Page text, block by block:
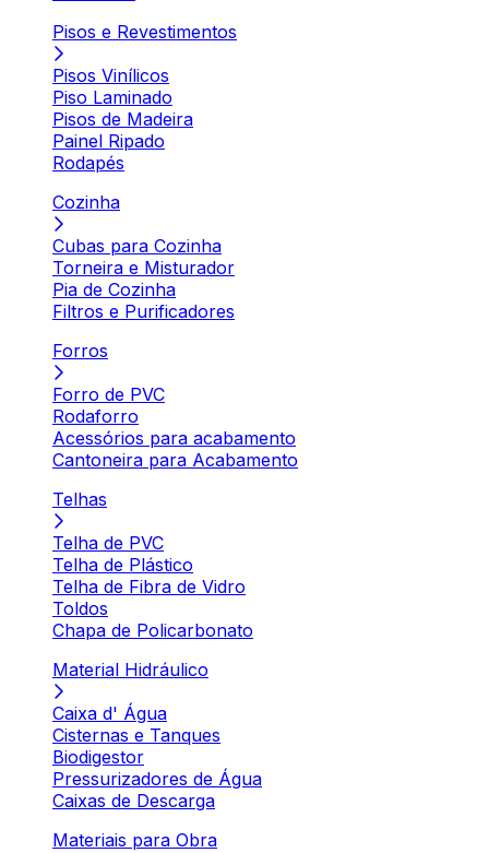
Pisos e Revestimentos
Pisos Vinílicos
Piso Laminado
Pisos de Madeira
Painel Ripado
Rodapés
Cozinha
Cubas para Cozinha
Torneira e Misturador
Pia de Cozinha
Filtros e Purificadores
Forros
Forro de PVC
Rodaforro
Acessórios para acabamento
Cantoneira para Acabamento
Telhas
Telha de PVC
Telha de Plástico
Telha de Fibra de Vidro
Toldos
Chapa de Policarbonato
Material Hidráulico
Caixa d' Água
Cisternas e Tanques
Biodigestor
Pressurizadores de Água
Caixas de Descarga
Materiais para Obra